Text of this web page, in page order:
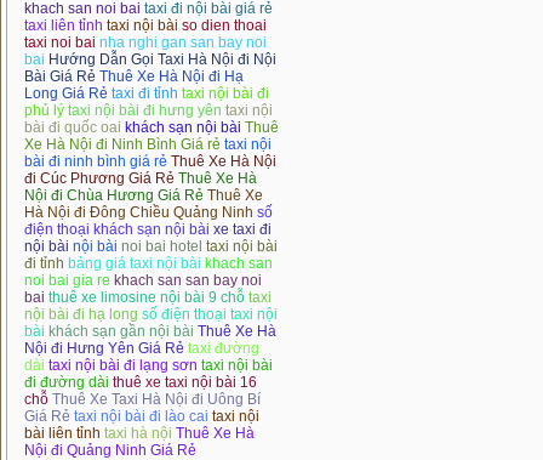
khach san noi bai taxi đi nội bài giá rẻ
taxi liên tỉnh taxi nội bài so dien thoai
taxi noi bai nha nghi gan san bay noi
bai Hướng Dẫn Gọi Taxi Hà Nội đi Nội
Bài Giá Rẻ Thuê Xe Hà Nội đi Hạ
Long Giá Rẻ taxi đi tỉnh taxi nội bài đi
phủ lý taxi nội bài đi hưng yên taxi nội
bài đi quốc oai khách sạn nội bài Thuê
Xe Hà Nội đi Ninh Bình Giá rẻ taxi nội
bài đi ninh bình giá rẻ Thuê Xe Hà Nội
đi Cúc Phương Giá Rẻ Thuê Xe Hà
Nội đi Chùa Hương Giá Rẻ Thuê Xe
Hà Nội đi Đông Chiều Quảng Ninh số
điện thoại khách sạn nội bài xe taxi đi
nội bài nội bài noi bai hotel taxi nội bài
đi tỉnh bảng giá taxi nội bài khach san
noi bai gia re khach san san bay noi
bai thuê xe limosine nội bài 9 chỗ taxi
nội bài đi hạ long số điện thoại taxi nội
bài khách sạn gần nội bài Thuê Xe Hà
Nội đi Hưng Yên Giá Rẻ taxi đường
dài taxi nội bài đi lạng sơn taxi nội bài
đi đường dài thuê xe taxi nội bài 16
chỗ Thuê Xe Taxi Hà Nội đi Uông Bí
Giá Rẻ taxi nội bài đi lào cai taxi nội
bài liên tỉnh taxi hà nội Thuê Xe Hà
Nội đi Quảng Ninh Giá Rẻ